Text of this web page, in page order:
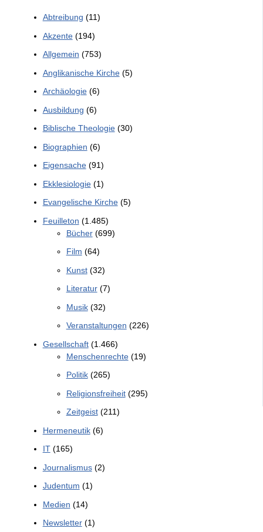
Abtreibung (11)
Akzente(194)
Allgemein (753)
Anglikanische Kirche(5)
Archäologie(6)
Ausbildung (6)
Biblische Theologie(30)
Biographien (6)
Eigensache(91)
Ekklesiologie(1)
Evangelische Kirche(5)
Feuilleton (1.485)
Bücher(699)
Film (64)
Kunst(32)
Literatur(7)
Musik(32)
Veranstaltungen (226)
Gesellschaft(1.466)
Menschenrechte(19)
Politik(265)
Religionsfreiheit(295)
Zeitgeist(211)
Hermeneutik(6)
IT(165)
Journalismus(2)
Judentum (1)
Medien (14)
Newsletter(1)